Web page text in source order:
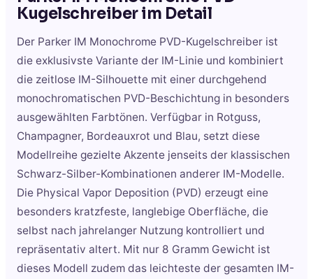
Kugelschreiberim Detail
Der Parker IM Monochrome PVD-Kugelschreiber ist
die exklusivste Variante der IM-Linie und kombiniert
die zeitlose IM-Silhouette mit einer durchgehend
monochromatischen PVD-Beschichtung in besonders
ausgewählten Farbtönen. Verfügbar in Rotguss,
Champagner, Bordeauxrot und Blau, setzt diese
Modellreihe gezielte Akzente jenseits der klassischen
Schwarz-Silber-Kombinationen anderer IM-Modelle.
Die Physical Vapor Deposition (PVD) erzeugt eine
besonders kratzfeste, langlebige Oberfläche, die
selbst nach jahrelanger Nutzung kontrolliert und
repräsentativ altert. Mit nur 8 Gramm Gewicht ist
dieses Modell zudem das leichteste der gesamten IM-